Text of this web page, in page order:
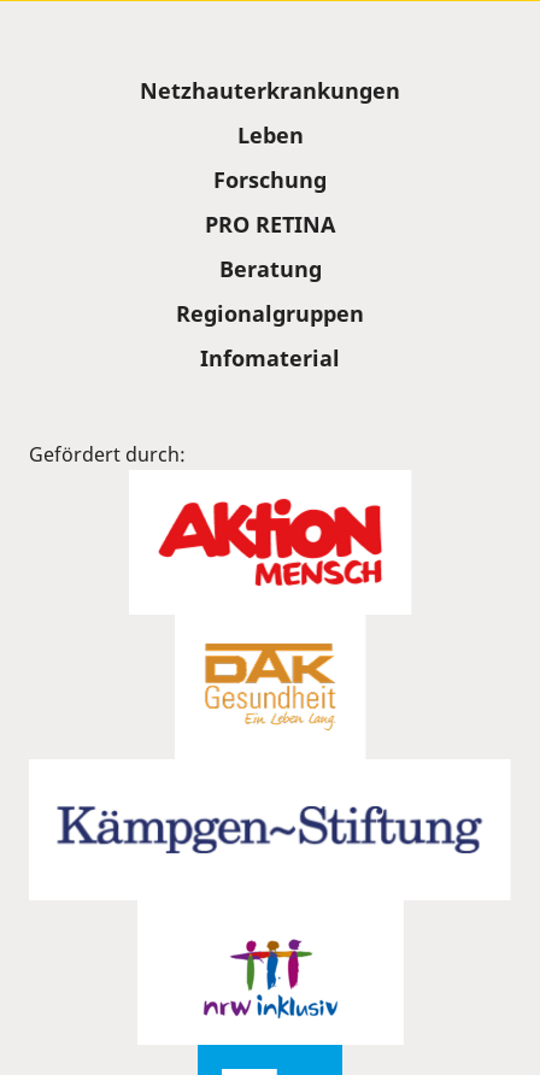
Netzhauterkrankungen
Leben
Forschung
PRO RETINA
Beratung
Regionalgruppen
Infomaterial
Gefördert durch: